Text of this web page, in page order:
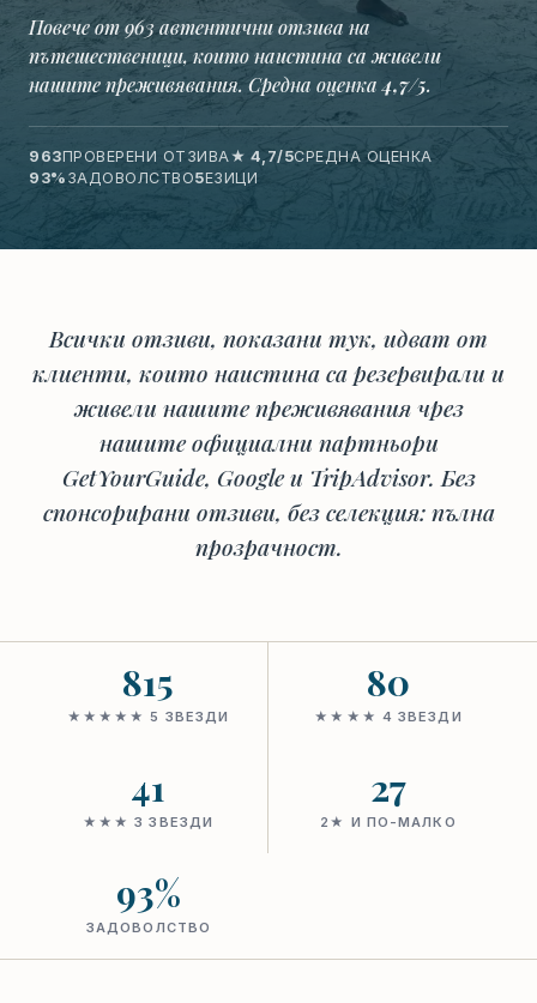
Повече от 963 автентични отзива на
пътешественици, които наистина са живели
нашите преживявания. Средна оценка4,7/5.
963ПРОВЕРЕНИ ОТЗИВА★ 4,7/5СРЕДНА ОЦЕНКА
93% ЗАДОВОЛСТВО5ЕЗИЦИ
Всички отзиви, показани тук, идват от
клиенти, които наистина са резервирали и
живели нашите преживявания чрез
нашите официални партньори
GetYourGuide, Google и TripAdvisor. Без
спонсорирани отзиви, без селекция: пълна
прозрачност.
815
★★★★★ 5 ЗВЕЗДИ
80
★★★★ 4 ЗВЕЗДИ
41
★★★ 3 ЗВЕЗДИ
27
2★ И ПО-МАЛКО
93%
ЗАДОВОЛСТВО